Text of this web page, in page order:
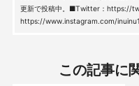
更新で投稿中。■Twitter：https://
https://www.instagram.com/
この記事に